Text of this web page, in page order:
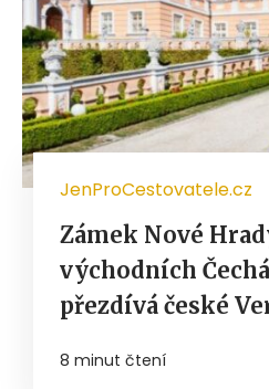
JenProCestovatele.cz
Zámek Nové
východních
přezdívá české
8 minut čtení